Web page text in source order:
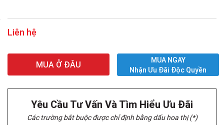
Liên hệ
MUA Ở ĐÂU
MUA NGAY
Nhận Ưu Đãi Độc Quyền
Yêu Cầu Tư Vấn Và Tìm Hiểu Ưu Đãi
Các trường bắt buộc được chỉ định bằng dấu hoa thị (*)